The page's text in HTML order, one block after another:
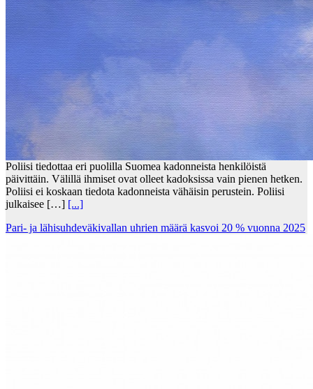
Poliisi tiedottaa eri puolilla Suomea kadonneista henkilöistä
päivittäin. Välillä ihmiset ovat olleet kadoksissa vain pienen hetken.
Poliisi ei koskaan tiedota kadonneista vähäisin perustein. Poliisi
julkaisee […] [...]
Pari- ja lähisuhdeväkivallan uhrien määrä kasvoi 20 % vuonna 2025